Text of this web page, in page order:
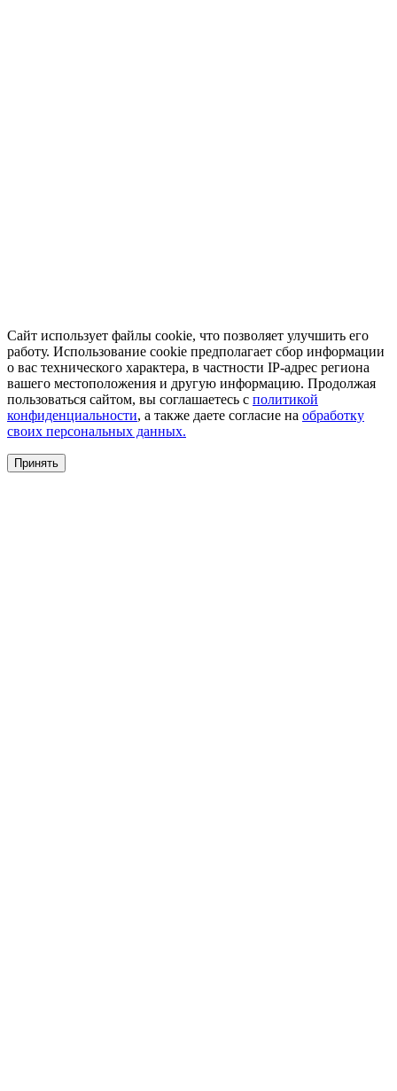
Сайт использует файлы cookie, что позволяет улучшить его
работу. Использование cookie предполагает сбор информации
о вас технического характера, в частности IP-адрес региона
вашего местоположения и другую информацию. Продолжая
пользоваться сайтом, вы соглашаетесь с политикой
конфиденциальности, а также даете согласие на обработку
своих персональных данных.
Принять